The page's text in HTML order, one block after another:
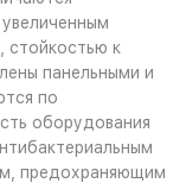
стойкостью к
панельными и
по
оборудования
предохраняющим